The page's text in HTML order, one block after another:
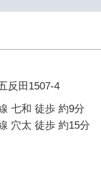
反田1507-4
七和 徒歩 約9分
穴太 徒歩 約15分